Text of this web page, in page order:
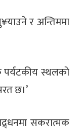
र अन्तिममा
पर्यटकीय स्थलको
छ।’
सकरात्मक